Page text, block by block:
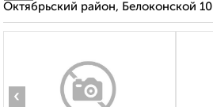
Октябрьский район, Белоконской 10
‹